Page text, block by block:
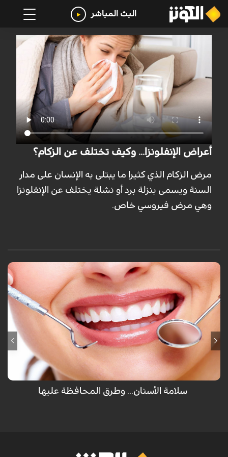
البث المباشر
أعراض الإنفلونزا... وكيف تختلف عن الزكام؟
مرض الزكام الذي كثيرا ما يبتلى به الإنسان على مدار
السنة ويسمى بنزلة برد أو نشلة يختلف عن الإنفلونزا
وهي مرض فيروسي خاص.
لم يهب الله عضو للإنسان مرتين سوى الأسنان والتي تظهر للمرة الأولى كأسنان
لبنية ثم تسقط ويخرج مكانها أسناننا العادية ولكن تفريش الأسنان كل يوم غير
كافي للمحافظة عليها ولكن هناك طرق أخرى يجب إتباعها.
سلامة الأسنان... وطرق المحافظة عليها